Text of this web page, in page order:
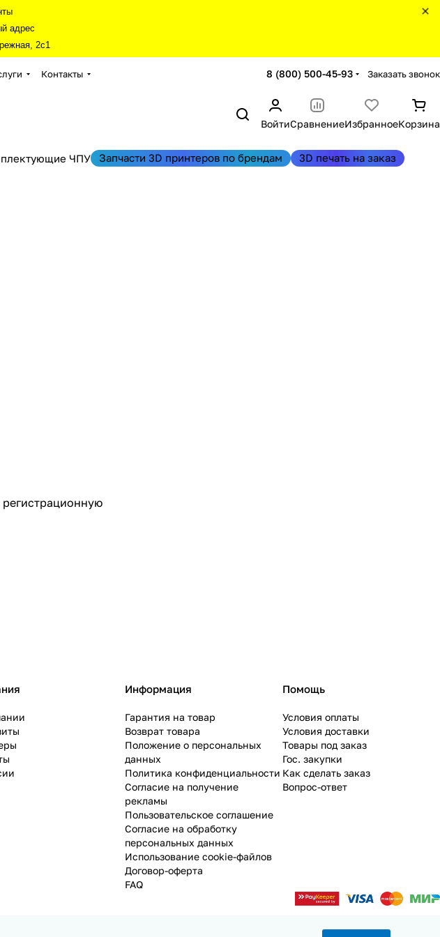
адрес
2с1
Контакты 8 (800) 500-45-93 Заказать звонок
ВойтиСравнениеИзбранноеКорзина
ЧПУ Запчасти 3D принтеров по брендам 3D печать на заказ
Информация
Гарантия на товар
Возврат товара
Положение о персональных
данных
Политика конфиденциальности
Согласие на получение
рекламы
Пользовательское соглашение
Согласие на обработку
персональных данных
Использование cookie-файлов
Договор-оферта
FAQ
Помощь
Условия оплаты
Условия доставки
Товары под заказ
Гос. закупки
Как сделать заказ
Вопрос-ответ